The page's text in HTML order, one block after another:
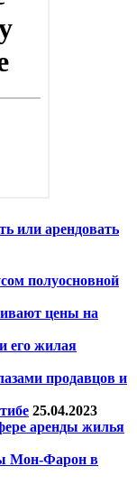
или арендовать
полуосновной
цены на
его жилая
продавцов и
25.04.2023
аренды жилья
Мон-Фарон в